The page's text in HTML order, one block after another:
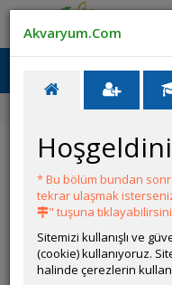
Ana Menü
Ana Sayfa
Forum
ÖZELLİKLER
Akvaryum.Com
* Bu bölüm bundan
tekrar ulaşmak
" tuşuna
Sitemizi kullanışlı ve
(cookie) kullanıyoruz.
halinde çerezlerin